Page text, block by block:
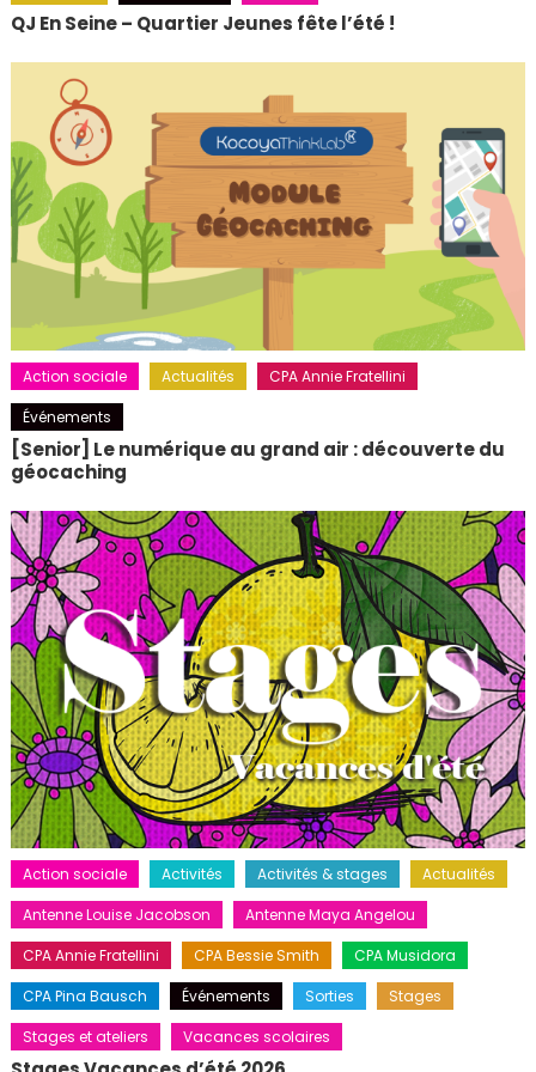
QJ En Seine – Quartier Jeunes fête l’été !
Action sociale Actualités
CPA Annie Fratellini
Événements
[Senior] Le numérique au grand air : découverte du
géocaching
Action sociale Activités Activités & stages
Actualités
Antenne Louise Jacobson
Antenne Maya Angelou
CPA Annie Fratellini
CPA Bessie Smith
CPA Musidora
CPA Pina Bausch
Événements Sorties
Stages
Stages et ateliers
Vacances scolaires